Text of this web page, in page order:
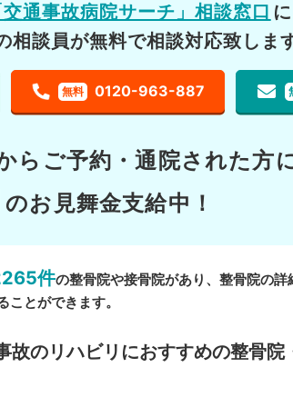
交通事故病院サーチ」相談窓口
相談員が無料で相談対応致しま
無料 0120-963-887
ら ご予約・通院された方
のお見舞金支給中！
件の整骨院や接骨院があり、整骨院の
とができます。
故のリハビリにおすすめの整骨院